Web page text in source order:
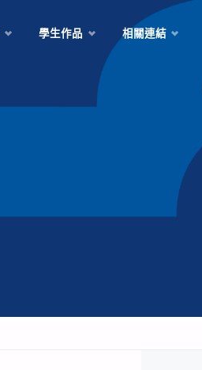
學生作品 相關連結